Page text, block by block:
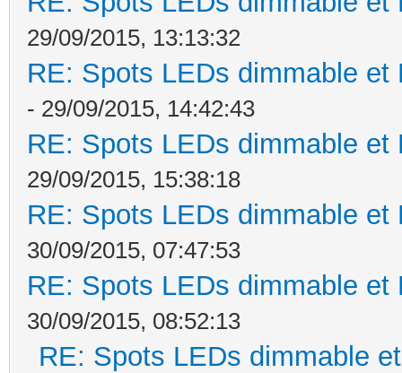
29/09/2015, 13:13:32
RE: Spots LEDs dimmable
- 29/09/2015, 14:42:43
RE: Spots LEDs dimmable
29/09/2015, 15:38:18
RE: Spots LEDs dimmable
30/09/2015, 07:47:53
RE: Spots LEDs dimmable
30/09/2015, 08:52:13
RE: Spots LEDs dimmable